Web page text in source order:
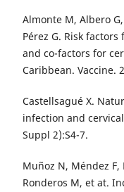
Almonte M, Albero
Pérez G. Risk
and co-factors for
Caribbean. Vaccine.
Castellsagué X.
infection and
Suppl 2):S4-7.
Muñoz N, Méndez F,
Ronderos M, et at.